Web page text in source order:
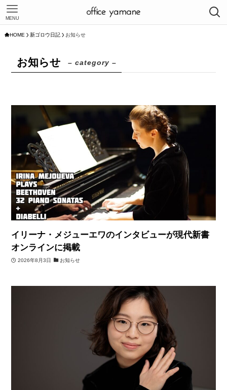
MENU
HOME 新ゴロウ日記 お知らせ
お知らせ – category –
イリーナ・メジューエワのインタビューが現代新書
オンラインに掲載
2026年8月3日 お知らせ